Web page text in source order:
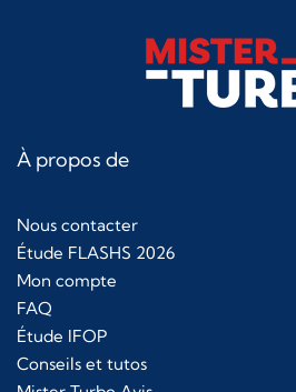
À propos de
Nous contacter
Étude FLASHS 2026
Mon compte
FAQ
Étude IFOP
Conseils et tutos